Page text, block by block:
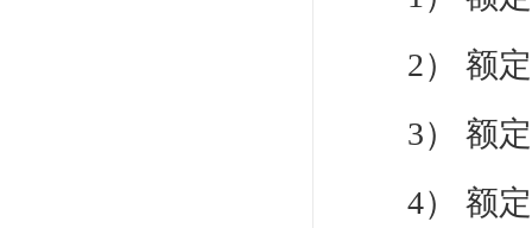
2） 额
3） 额
4） 额